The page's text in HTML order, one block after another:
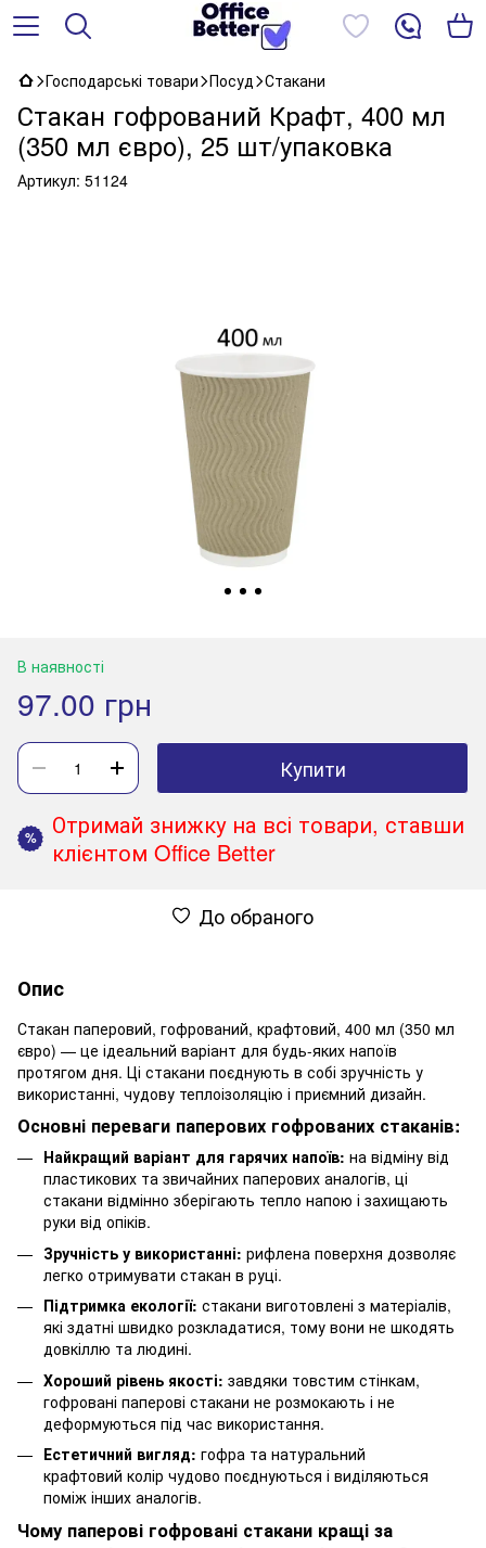
Господарські товари Посуд Стакани
Стакан гофрований Крафт, 400 мл
(350 мл євро), 25 шт/упаковка
Артикул: 51124
В наявності
97.00 грн
Купити
%
Отримай знижку на всі товари, ставши
клієнтом Office Better
До обраного
Опис
Стакан паперовий, гофрований, крафтовий, 400 мл (350 мл
євро) — це ідеальний варіант для будь-яких напоїв
протягом дня. Ці стакани поєднують в собі зручність у
використанні, чудову теплоізоляцію і приємний дизайн.
Основні переваги паперових гофрованих стаканів:
Найкращий варіант для гарячих напоїв: на відміну від
пластикових та звичайних паперових аналогів, ці
стакани відмінно зберігають тепло напою і захищають
руки від опіків.
Зручність у використанні: рифлена поверхня дозволяє
легко отримувати стакан в руці.
Підтримка екології: стакани виготовлені з матеріалів,
які здатні швидко розкладатися, тому вони не шкодять
довкіллю та людині.
Хороший рівень якості: завдяки товстим стінкам,
гофровані паперові стакани не розмокають і не
деформуються під час використання.
Естетичний вигляд: гофра та натуральний
крафтовий колір чудово поєднуються і виділяються
поміж інших аналогів.
Чому паперові гофровані стакани кращі за